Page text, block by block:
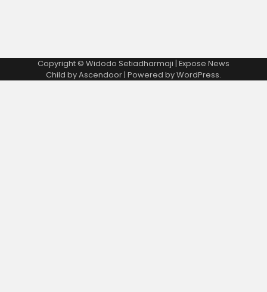
Copyright © Widodo Setiadharmaji | Expose News
Child byAscendoor | Powered byWordPress.